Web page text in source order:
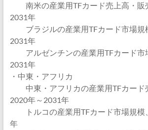
南米の産業用TFカード売上高・販
2031年
ブラジルの産業用TFカード市場規
2031年
アルゼンチンの産業用TFカード市
2031年
・中東・アフリカ
中東・アフリカの産業用TFカード
2020年～2031年
トルコの産業用TFカード市場規模
年